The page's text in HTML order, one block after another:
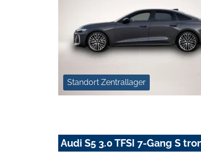
Standort Zentrallager
Audi S5 3.0 TFSI 7-Gang S